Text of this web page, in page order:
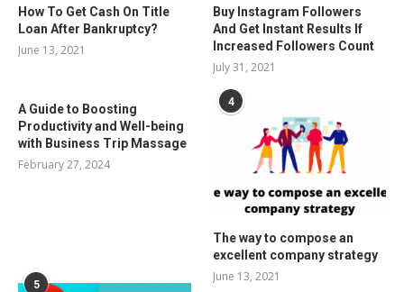
How To Get Cash On Title
Loan After Bankruptcy?
June 13, 2021
Buy Instagram Followers
And Get Instant Results If
Increased Followers Count
July 31, 2021
A Guide to Boosting
Productivity and Well-being
with Business Trip Massage
February 27, 2024
4
The way to compose an
excellent company strategy
June 13, 2021
5